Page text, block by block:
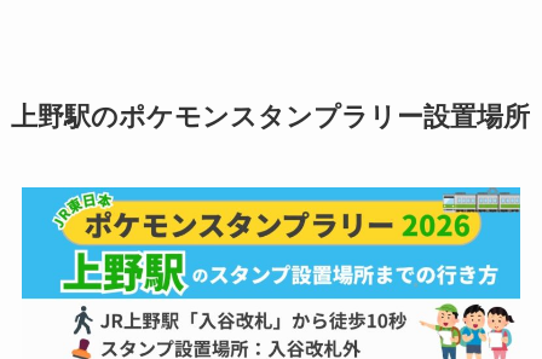
上野駅のポケモンスタンプラリー設置場所